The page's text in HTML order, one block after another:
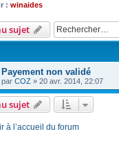
: winaides
sujet
Payement non validé
par COZ » 20 avr. 2014, 22:07
sujet
à l’accueil du forum